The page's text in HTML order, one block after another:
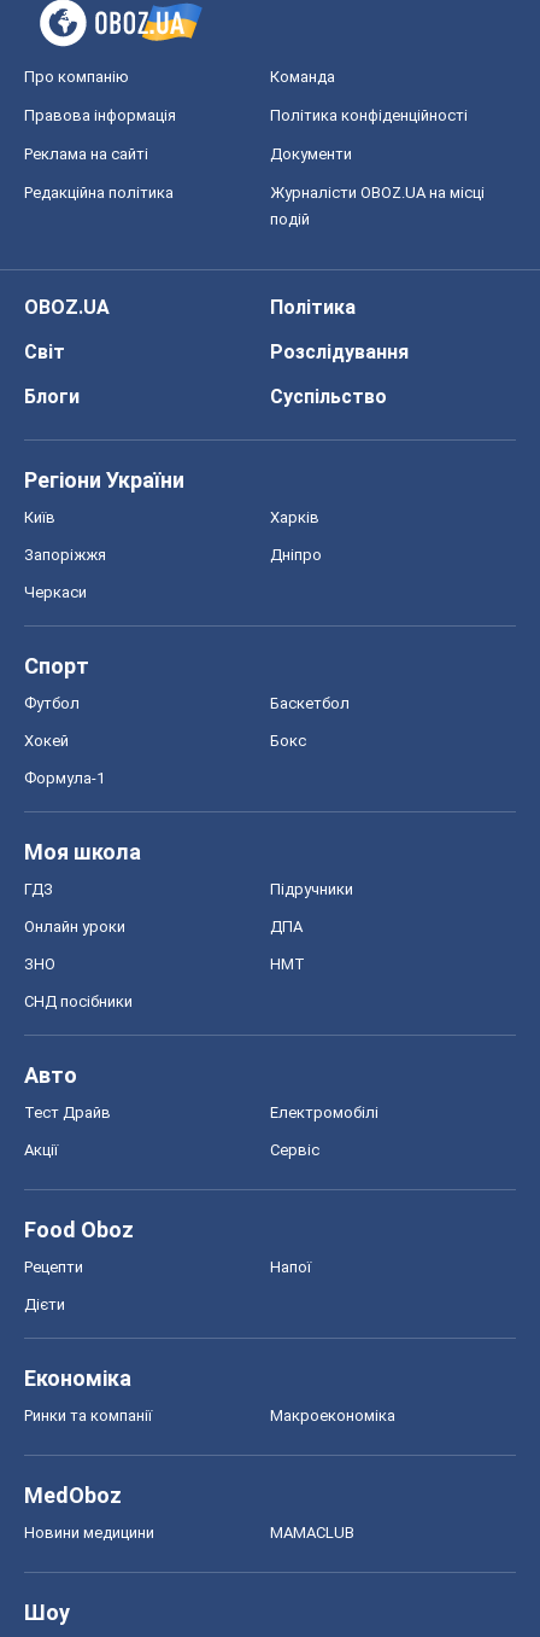
Про компанію Команда
Правова інформація Політика конфіденційності
Реклама на сайті Документи
Редакційна політика
Журналісти OBOZ.UA на місці
подій
OBOZ.UA
Політика
Світ
Розслідування
Блоги
Суспільство
Регіони України
Київ Харків
Запоріжжя Дніпро
Черкаси
Спорт
Футбол Баскетбол
Хокей Бокс
Формула-1
Моя школа
ГДЗ Підручники
Онлайн уроки ДПА
ЗНО НМТ
СНД посібники
Авто
Тест Драйв Електромобілі
Акції Сервіс
Food Oboz
Рецепти Напої
Дієти
Економіка
Ринки та компанії Макроекономіка
MedOboz
Новини медицини MAMACLUB
Шоу